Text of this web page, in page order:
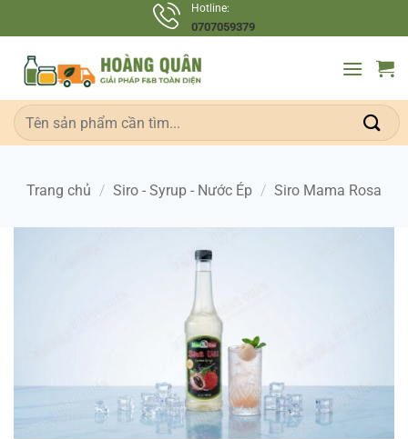
qua
dung
Hotline:
0707059379
Tìm
kiếm:
Trang chủ / Siro - Syrup - Nước Ép / Siro Mama Rosa